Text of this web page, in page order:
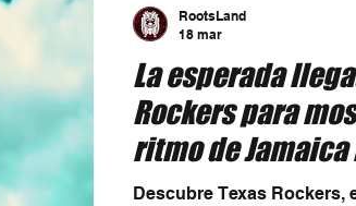
La esperada
Rockers para
ritmo de
estrella solitaria
Descubre Texas Rockers,
RootsLand
18 mar